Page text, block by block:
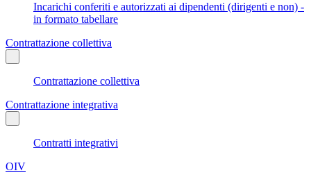
Incarichi conferiti e autorizzati ai dipendenti (dirigenti e non) -
in formato tabellare
Contrattazione collettiva
Contrattazione collettiva
Contrattazione integrativa
Contratti integrativi
OIV